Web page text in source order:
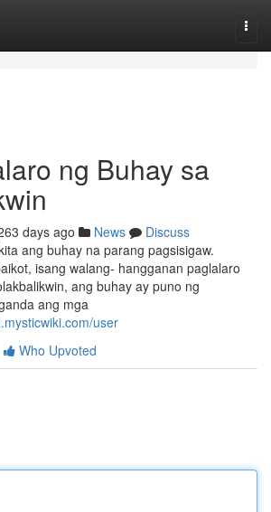
ng Buhay sa
days ago News
Discuss
ang buhay na parang pagsisigaw.
isang walang- hangganan paglalaro
ang buhay ay puno ng
ang mga
user
Who Upvoted